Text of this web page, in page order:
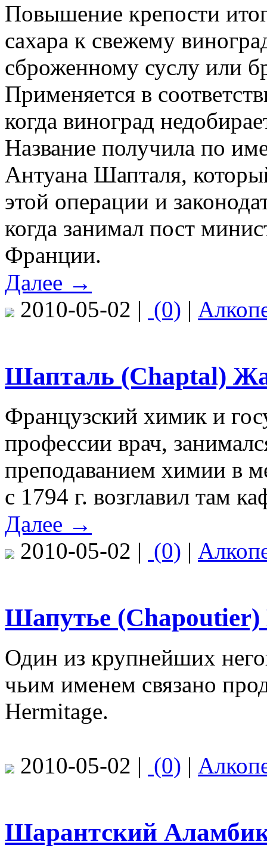
Повышение крепости
сахара к свежему
сброженному суслу или
Применяется в
когда виноград
Название получила по
Антуана Шапталя,
этой операции и
когда занимал пост
Франции.
Далее →
2010-05-02 | (0) |
Шапталь (Chaptal)
Французский химик и
профессии врач,
преподаванием химии в
с 1794 г. возглавил там
Далее →
2010-05-02 | (0) |
Шапутье
Один из крупнейших
чьим именем связано
Hermitage.
2010-05-02 | (0) |
Шарантский